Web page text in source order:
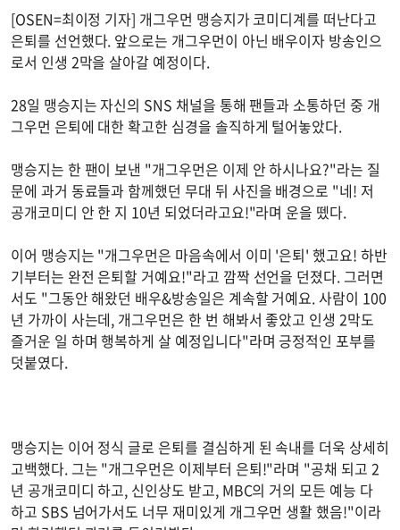
[OSEN=최이정 기자] 개그우먼 맹승지가 코미디계를 떠난다고
은퇴를 선언했다. 앞으로는 개그우먼이 아닌 배우이자 방송인으
로서 인생 2막을 살아갈 예정이다.
28일 맹승지는 자신의 SNS 채널을 통해 팬들과 소통하던 중 개
그우먼 은퇴에 대한 확고한 심경을 솔직하게 털어놓았다.
맹승지는 한 팬이 보낸 "개그우먼은 이제 안 하시나요?"라는 질
문에 과거 동료들과 함께했던 무대 뒤 사진을 배경으로 "네! 저
공개코미디 안 한 지 10년 되었더라고요!"라며 운을 뗐다.
이어 맹승지는 "개그우먼은 마음속에서 이미 '은퇴' 했고요! 하반
기부터는 완전 은퇴할 거예요!"라고 깜짝 선언을 던졌다. 그러면
서도 "그동안 해왔던 배우&방송일은 계속할 거예요. 사람이 100
년 가까이 사는데, 개그우먼은 한 번 해봐서 좋았고 인생 2막도
즐거운 일 하며 행복하게 살 예정입니다"라며 긍정적인 포부를
덧붙였다.
맹승지는 이어 정식 글로 은퇴를 결심하게 된 속내를 더욱 상세히
고백했다. 그는 "개그우먼은 이제부터 은퇴!"라며 "공채 되고 2
년 공개코미디 하고, 신인상도 받고, MBC의 거의 모든 예능 다
하고 SBS 넘어가서도 너무 재미있게 개그우먼 생활 했음!"이라